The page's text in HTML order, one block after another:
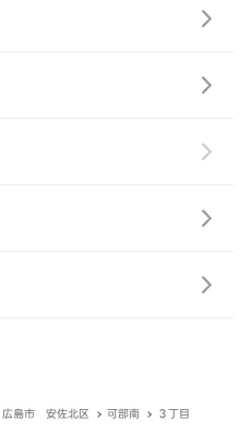
広島市 安佐北区 可部南 ３丁目